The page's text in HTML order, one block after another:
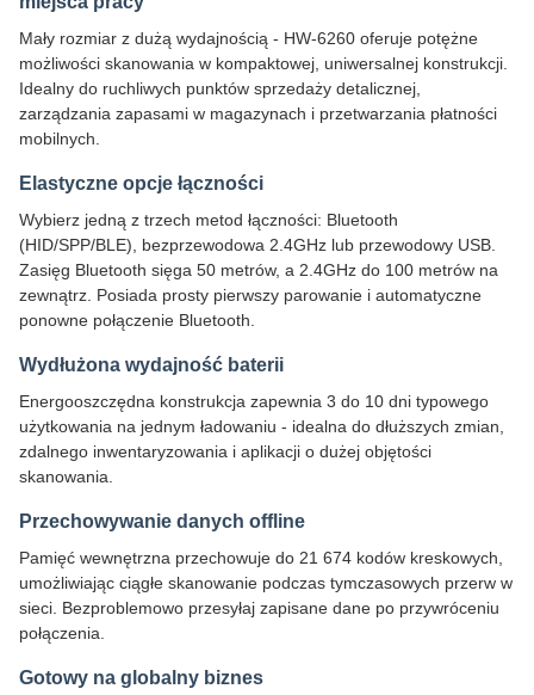
Mały rozmiar z dużą wydajnością - HW-6260 oferuje potężne
możliwości skanowania w kompaktowej, uniwersalnej konstrukcji.
Idealny do ruchliwych punktów sprzedaży detalicznej,
zarządzania zapasami w magazynach i przetwarzania płatności
mobilnych.
Elastyczne opcje łączności
Wybierz jedną z trzech metod łączności: Bluetooth
(HID/SPP/BLE), bezprzewodowa 2.4GHz lub przewodowy USB.
Zasięg Bluetooth sięga 50 metrów, a 2.4GHz do 100 metrów na
zewnątrz. Posiada prosty pierwszy parowanie i automatyczne
ponowne połączenie Bluetooth.
Wydłużona wydajność baterii
Energooszczędna konstrukcja zapewnia 3 do 10 dni typowego
użytkowania na jednym ładowaniu - idealna do dłuższych zmian,
zdalnego inwentaryzowania i aplikacji o dużej objętości
skanowania.
Przechowywanie danych offline
Pamięć wewnętrzna przechowuje do 21 674 kodów kreskowych,
umożliwiając ciągłe skanowanie podczas tymczasowych przerw w
sieci. Bezproblemowo przesyłaj zapisane dane po przywróceniu
połączenia.
Gotowy na globalny biznes